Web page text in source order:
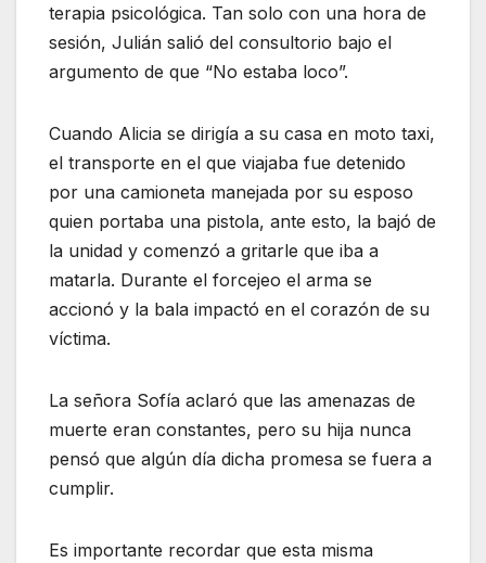
terapia psicológica. Tan solo con una hora de
sesión, Julián salió del consultorio bajo el
argumento de que “No estaba loco”.
Cuando Alicia se dirigía a su casa en moto taxi,
el transporte en el que viajaba fue detenido
por una camioneta manejada por su esposo
quien portaba una pistola, ante esto, la bajó de
la unidad y comenzó a gritarle que iba a
matarla. Durante el forcejeo el arma se
accionó y la bala impactó en el corazón de su
víctima.
La señora Sofía aclaró que las amenazas de
muerte eran constantes, pero su hija nunca
pensó que algún día dicha promesa se fuera a
cumplir.
Es importante recordar que esta misma